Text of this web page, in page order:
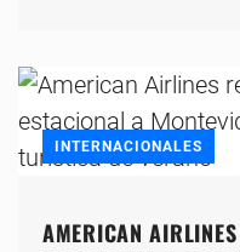
INTERNACIONALES
AMERICAN